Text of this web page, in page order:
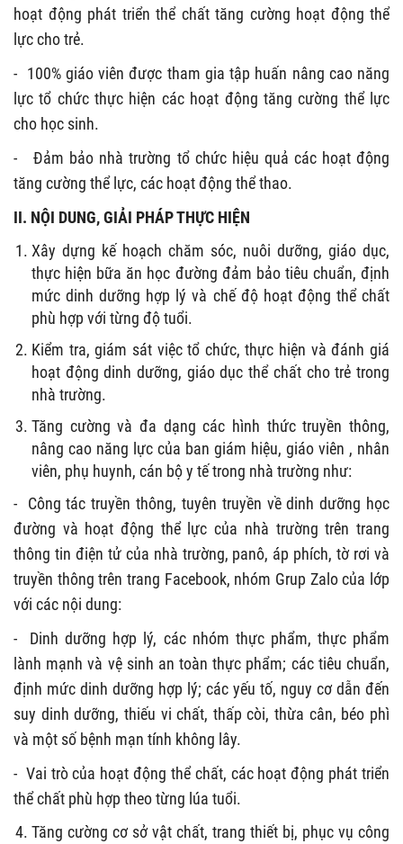
hoạt động phát triển thể chất tăng cường hoạt động thể
lực cho trẻ.
- 100% giáo viên được tham gia tập huấn nâng cao năng
lực tổ chức thực hiện các hoạt động tăng cường thể lực
cho học sinh.
-
Đảm bảo nhà trường tổ chức hiệu quả các hoạt động
tăng cường thể lực, các hoạt động thể thao.
II. NỘI DUNG, GIẢI PHÁP THỰC HIỆN
Xây dựng kế hoạch chăm sóc, nuôi dưỡng, giáo dục,
thực hiện bữa ăn học đường đảm bảo tiêu chuẩn, định
mức dinh dưỡng hợp lý và chế độ hoạt động thể chất
phù hợp với từng độ tuổi.
Kiểm tra, giám sát việc tổ chức, thực hiện và đánh giá
hoạt động dinh dưỡng, giáo dục thể chất cho trẻ trong
nhà trường.
Tăng cường và đa dạng các hình thức truyền thông,
nâng cao năng lực của ban giám hiệu, giáo viên , nhân
viên, phụ huynh, cán bộ y tế trong nhà trường như:
-
Công tác truyền thông, tuyên truyền về dinh dưỡng học
đường và hoạt động thể lực của nhà trường trên trang
thông tin điện tử của nhà trường, panô, áp phích, tờ rơi và
truyền thông trên trang Facebook, nhóm Grup Zalo của lớp
với các nội dung:
-
Dinh dưỡng hợp lý, các nhóm thực phẩm, thực phẩm
lành mạnh và vệ sinh an toàn thực phẩm; các tiêu chuẩn,
định mức dinh dưỡng hợp lý; các yếu tố, nguy cơ dẫn đến
suy dinh dưỡng, thiếu vi chất, thấp còi, thừa cân, béo phì
và một số bệnh mạn tính không lây.
- Vai trò của hoạt động thể chất, các hoạt động phát triển
thể chất phù hợp theo từng lúa tuổi.
Tăng cường cơ sở vật chất, trang thiết bị, phục vụ công